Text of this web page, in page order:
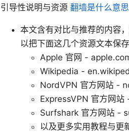
引导性说明与资源 翻墙是什么意
本文含有对比与推荐的内容
以把下面这几个资源文本保
Apple 官网 -
Wikipedia -
NordVPN 官方网站 -
ExpressVPN 官方网
Surfshark 官方网站 -
以及更多实用教程与更